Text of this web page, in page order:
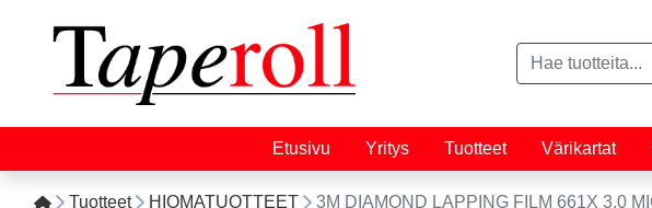
Etusivu Yritys Tuotteet Värikartat
Tuotteet HIOMATUOTTEET 3M DIAMOND LAPPING FILM 661X 3.0